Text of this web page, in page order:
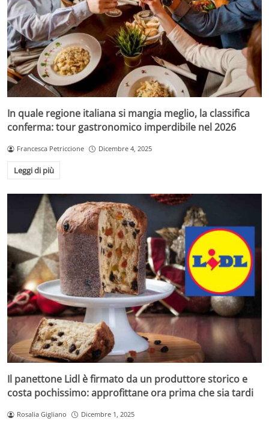
In quale regione italiana si mangia meglio, la classifica
conferma: tour gastronomico imperdibile nel 2026
Francesca Petriccione Dicembre 4, 2025
Leggi di più
Il panettone Lidl è firmato da un produttore storico e
costa pochissimo: approfittane ora prima che sia tardi
Rosalia Gigliano Dicembre 1, 2025